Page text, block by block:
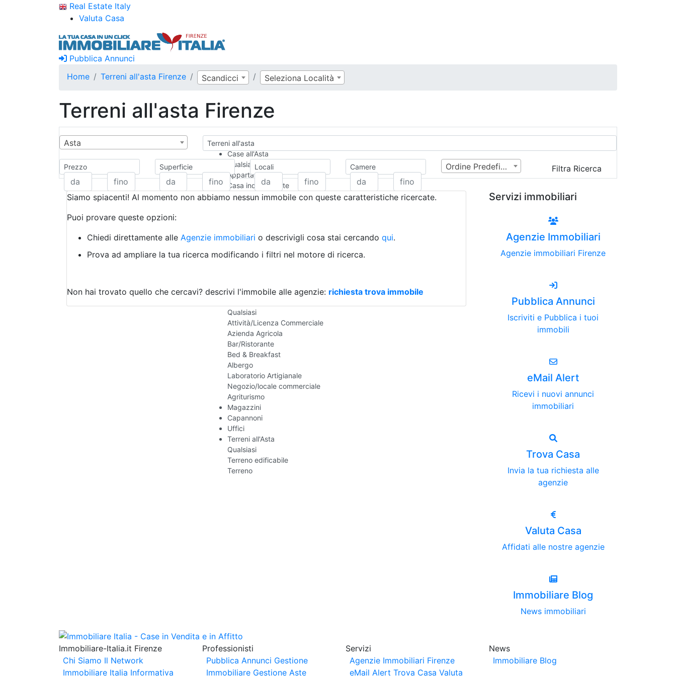
Real Estate Italy
Valuta Casa
Pubblica Annunci
Home
Terreni all'asta Firenze Scandicci Seleziona Località
Terreni all'asta Firenze
Asta
Terreni all'asta
Case all'Asta
Qualsiasi
Appartamento
Casa indipendente
Casa Semi-indipendente
Rustico/Casale
Camera d'Albergo
Box/Garage
Qualsiasi
Attività/Licenza Commerciale
Azienda Agricola
Bar/Ristorante
Bed & Breakfast
Albergo
Laboratorio Artigianale
Negozio/locale commerciale
Agriturismo
Magazzini
Capannoni
Uffici
Terreni all'Asta
Qualsiasi
Terreno edificabile
Terreno
Prezzo Superficie Locali Camere Ordine Predefinito Filtra Ricerca
Siamo spiacenti! Al momento non abbiamo nessun immobile con queste caratteristiche ricercate.
Puoi provare queste opzioni:
Chiedi direttamente alle Agenzie immobiliari o descrivigli cosa stai cercando qui.
Prova ad ampliare la tua ricerca modificando i filtri nel motore di ricerca.
Non hai trovato quello che cercavi? descrivi l'immobile alle agenzie: richiesta trova immobile
Servizi immobiliari
Agenzie Immobiliari
Agenzie immobiliari Firenze
Pubblica Annunci
Iscriviti e Pubblica i tuoi
immobili
eMail Alert
Ricevi i nuovi annunci
immobiliari
Trova Casa
Invia la tua richiesta alle
agenzie
Valuta Casa
Affidati alle nostre agenzie
Immobiliare Blog
News immobiliari
Immobiliare-Italia.it Firenze
Chi Siamo Il Network
Immobiliare Italia Informativa
Professionisti
Pubblica Annunci Gestione
Immobiliare Gestione Aste
Servizi
Agenzie Immobiliari Firenze
eMail Alert Trova Casa Valuta
News
Immobiliare Blog